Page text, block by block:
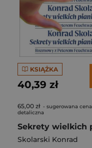
KSIĄŻKA
40,39 zł
65,00 zł - sugerowana cena
detaliczna
Skolarski Konrad